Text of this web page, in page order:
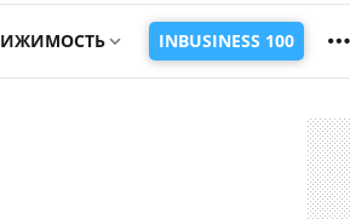
INBUSINESS 100